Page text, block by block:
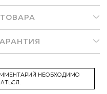
НЕОБХОДИМО